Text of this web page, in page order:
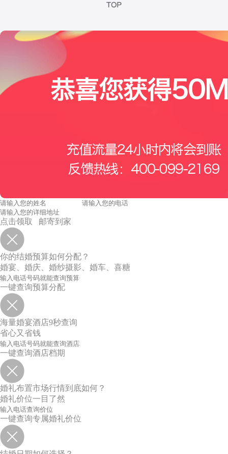
点击领取 邮寄到家
你的结婚预算如何分配？
婚宴、婚庆、婚纱摄影、婚车、喜糖
一键查询预算分配
海量婚宴酒店9秒查询
省心又省钱
一键查询酒店档期
婚礼布置市场行情到底如何？
婚礼价位一目了然
一键查询专属婚礼价位